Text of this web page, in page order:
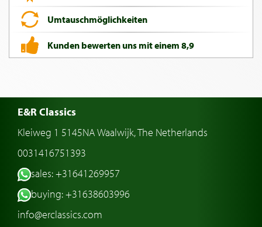
Umtauschmöglichkeiten
Kunden bewerten uns mit einem 8,9
E&R Classics
Kleiweg 1 5145NA Waalwijk, The Netherlands
0031416751393
sales: +31641269957
buying: +31638603996
info@erclassics.com